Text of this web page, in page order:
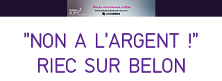
"NON A L'ARGENT !"
RIEC SUR BELON